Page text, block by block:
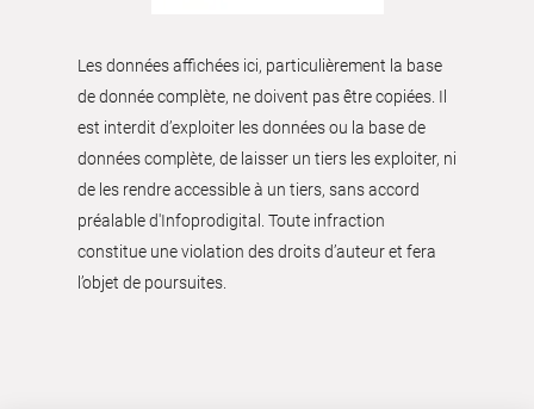
Les données affichées ici, particulièrement la base
de donnée complète, ne doivent pas être copiées. Il
est interdit d’exploiter les données ou la base de
données complète, de laisser un tiers les exploiter, ni
de les rendre accessible à un tiers, sans accord
préalable d'Infoprodigital. Toute infraction
constitue une violation des droits d’auteur et fera
l’objet de poursuites.